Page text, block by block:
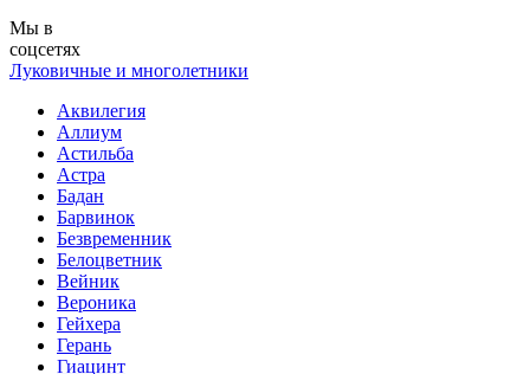
Мы в
соцсетях
Луковичные и многолетники
Аквилегия
Аллиум
Астильба
Астра
Бадан
Барвинок
Безвременник
Белоцветник
Вейник
Вероника
Гейхера
Герань
Гиацинт